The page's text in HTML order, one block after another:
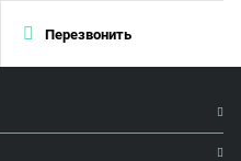
Перезвонить